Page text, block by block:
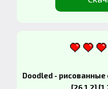
Doodled - рисованные